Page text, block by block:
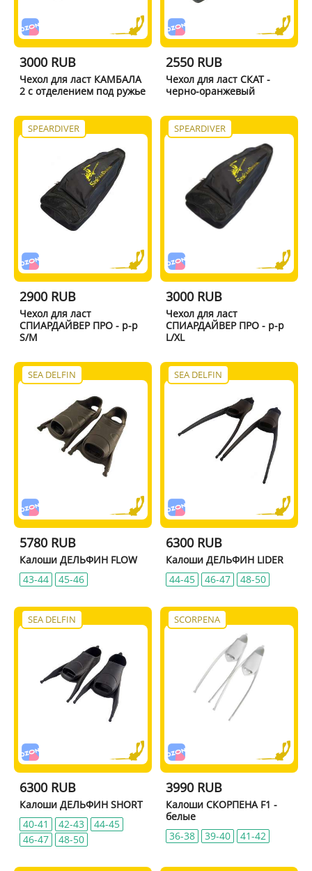
3000 RUB
Чехол для ласт КАМБАЛА
2 с отделением под ружье
2550 RUB
Чехол для ласт СКАТ -
черно-оранжевый
SPEARDIVER
2900 RUB
Чехол для ласт
СПИАРДАЙВЕР ПРО - р-р
S/M
SPEARDIVER
3000 RUB
Чехол для ласт
СПИАРДАЙВЕР ПРО - р-р
L/XL
SEA DELFIN
5780 RUB
Калоши ДЕЛЬФИН FLOW
43-44
45-46
SEA DELFIN
6300 RUB
Калоши ДЕЛЬФИН LIDER
44-45
46-47 48-50
SEA DELFIN
6300 RUB
Калоши ДЕЛЬФИН SHORT
40-41
42-43
44-45
46-47
48-50
SCORPENA
3990 RUB
Калоши СКОРПЕНА F1 -
белые
36-38
39-40 41-42